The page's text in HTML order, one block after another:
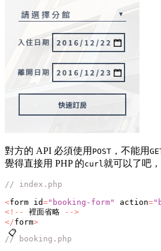
對方的 API 必須使用 POST ，不能用
覺得直接用 PHP 的curl 就可以了吧
// index.php
<form id="booking-form" action=
<!--
裡面省略
-->
</form>
📋
// booking.php